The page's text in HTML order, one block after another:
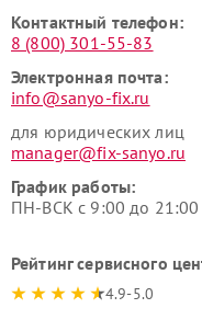
Контактный телефон:
8 (800) 301-55-83
Электронная почта:
info@sanyo-fix.ru
для юридических лиц
manager@fix-sanyo.ru
График работы:
ПН-ВСК с 9:00 до
Рейтинг сервисного
4.9-5.0